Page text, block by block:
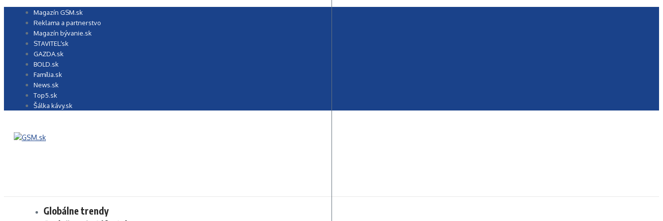
Preskočiť Magazín GSM.sk
Reklama a partnerstvo
Magazín bývanie.sk
STAVITEĽ.sk
GAZDA.sk
BOLD.sk
Família.sk
News.sk
Top5.sk
Šálka kávy.sk
Globálne trendy